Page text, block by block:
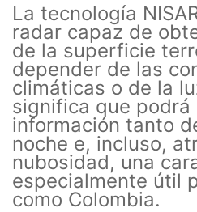
La tecnología
radar capaz de
de la superficie
depender de las
climáticas o de la
significa que podrá
información tanto
noche e, incluso,
nubosidad, una
especialmente útil
como Colombia.